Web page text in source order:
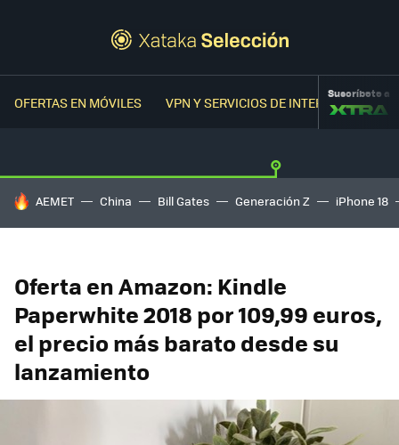
OFERTAS EN MÓVILES VPN Y SERVICIOS DE INTERNETSuscríbete a
HOY SE HABLA DE
AEMET China Bill Gates Generación Z iPhone 18
Oferta en Amazon: Kindle
Paperwhite 2018 por 109,99 euros,
el precio más barato desde su
lanzamiento